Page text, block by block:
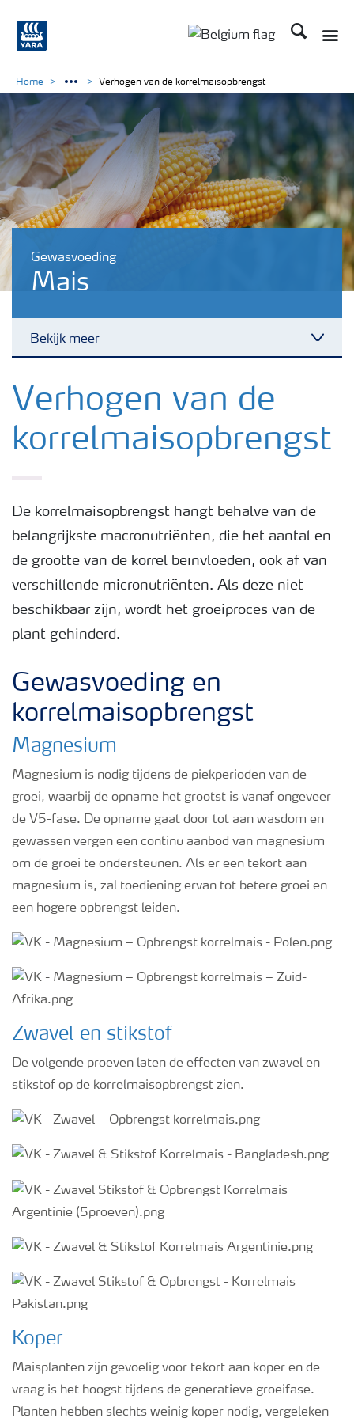
Zoek op
Gewasvoeding
Mais
Bekijk meer
Nieuwsbrieven
Gewassen
Toolbox
Grow the future
Meststoffen veiligheid
Podcasts
Webinars
Home Verhogen van de korrelmaisopbrengst
Verhogen van de
korrelmaisopbrengst
De korrelmaisopbrengst hangt behalve van de
belangrijkste macronutriënten, die het aantal en
de grootte van de korrel beïnvloeden, ook af van
verschillende micronutriënten. Als deze niet
beschikbaar zijn, wordt het groeiproces van de
plant gehinderd.
Gewasvoeding en
korrelmaisopbrengst
Magnesium
Magnesium is nodig tijdens de piekperioden van de
groei, waarbij de opname het grootst is vanaf ongeveer
de V5-fase. De opname gaat door tot aan wasdom en
gewassen vergen een continu aanbod van magnesium
om de groei te ondersteunen. Als er een tekort aan
magnesium is, zal toediening ervan tot betere groei en
een hogere opbrengst leiden.
Zwavel en stikstof
De volgende proeven laten de effecten van zwavel en
stikstof op de korrelmaisopbrengst zien.
Koper
Maisplanten zijn gevoelig voor tekort aan koper en de
vraag is het hoogst tijdens de generatieve groeifase.
Planten hebben slechts weinig koper nodig, vergeleken